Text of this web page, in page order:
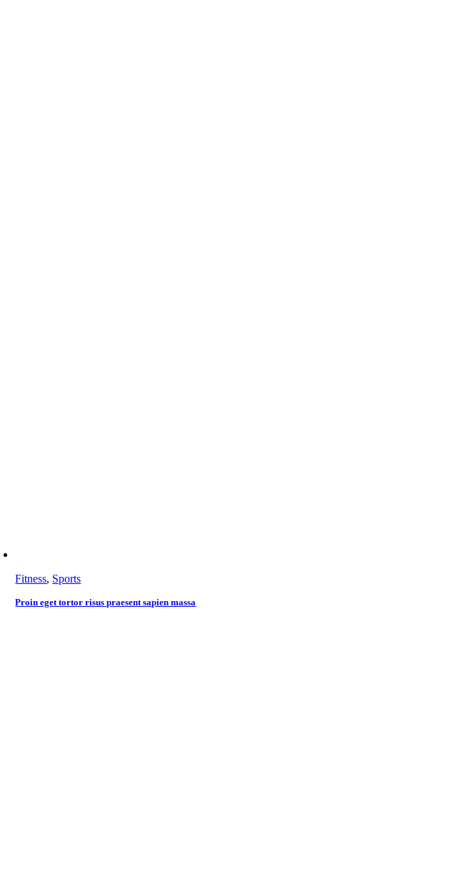
Fitness, Sports
Proin eget tortor risus praesent sapien massa